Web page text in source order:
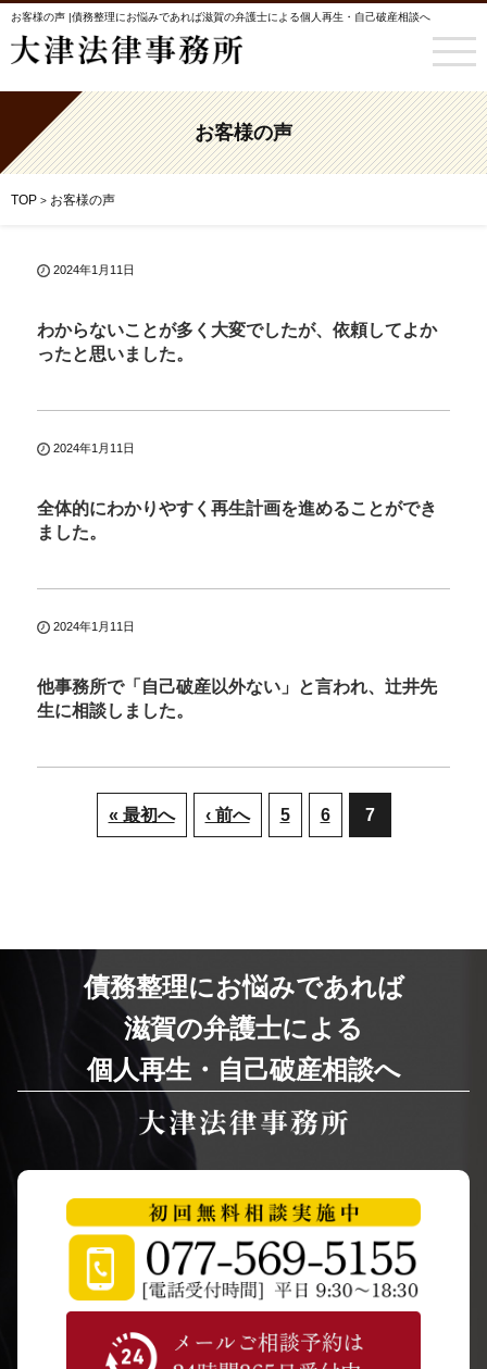
お客様の声 |債務整理にお悩みであれば滋賀の弁護士による個人再生・自己破産相談へ
お客様の声
TOP > お客様の声
2024年1月11日
わからないことが多く大変でしたが、依頼してよか
ったと思いました。
2024年1月11日
全体的にわかりやすく再生計画を進めることができ
ました。
2024年1月11日
他事務所で「自己破産以外ない」と言われ、辻井先
生に相談しました。
« 最初へ ‹ 前へ 5 6 7
債務整理にお悩みであれば
滋賀の弁護士による
個人再生・自己破産相談へ